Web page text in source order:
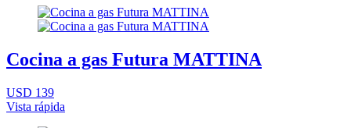
Cocina a gas Futura MATTINA
USD 139
Vista rápida